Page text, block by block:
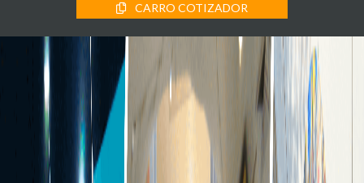
CARRO COTIZADOR